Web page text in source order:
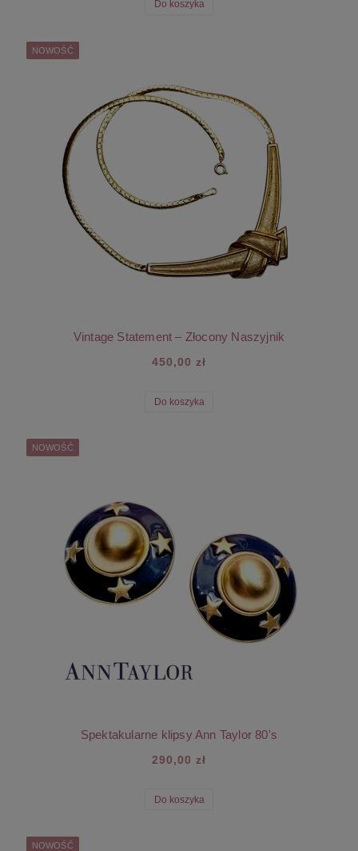
Do koszyka
Vintage Statement – Złocony Naszyjnik
450,00 zł
Do koszyka
NOWOŚĆ
Spektakularne klipsy Ann Taylor 80's
290,00 zł
Do koszyka
NOWOŚĆ
NOWOŚĆ